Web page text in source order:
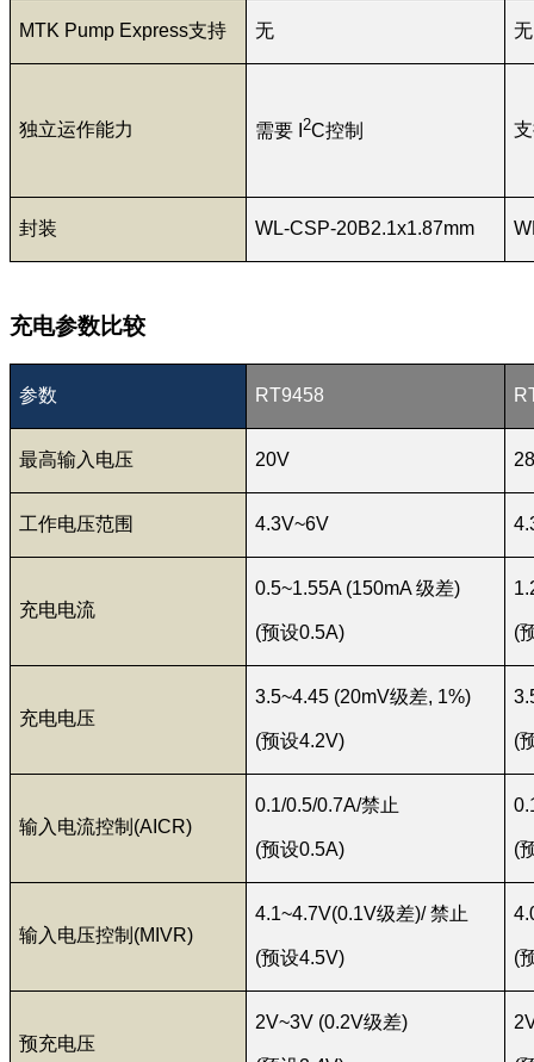
MTK Pump Express支持 无 无
独立运作能力 需要 I2C控制
封装 WL-CSP-20B2.1x1.87mm
充电参数比较
参数 RT9458
最高输入电压 20V
工作电压范围 4.3V~6V
充电电流
0.5~1.55A (150mA 级差)
(预设0.5A) (
充电电压
3.5~4.45 (20mV级差, 1%)
(预设4.2V) (
输入电流控制(AICR)
0.1/0.5/0.7A/禁止
(预设0.5A) (
输入电压控制(MIVR)
4.1~4.7V(0.1V级差)/ 禁止
(预设4.5V) (
预充电压
2V~3V (0.2V级差)